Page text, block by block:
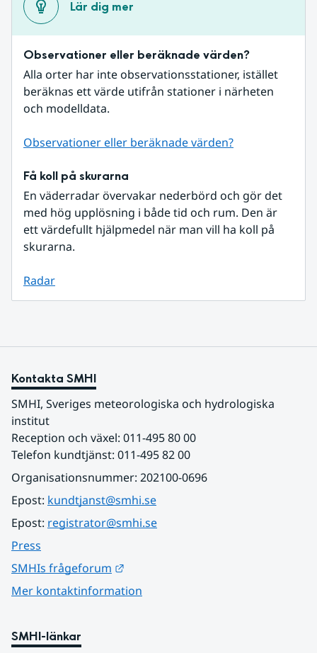
Lär dig mer
Observationer eller beräknade värden?
Alla orter har inte observationsstationer, istället
beräknas ett värde utifrån stationer i närheten
och modelldata.
Observationer eller beräknade värden?
Få koll på skurarna
En väderradar övervakar nederbörd och gör det
med hög upplösning i både tid och rum. Den är
ett värdefullt hjälpmedel när man vill ha koll på
skurarna.
Radar
Kontakta SMHI
SMHI, Sveriges meteorologiska och hydrologiska
institut
Reception och växel: 011-495 80 00
Telefon kundtjänst: 011-495 82 00
Organisationsnummer: 202100-0696
Epost: kundtjanst@smhi.se
Epost: registrator@smhi.se
Press
SMHIs frågeforum
Mer kontaktinformation
SMHI-länkar